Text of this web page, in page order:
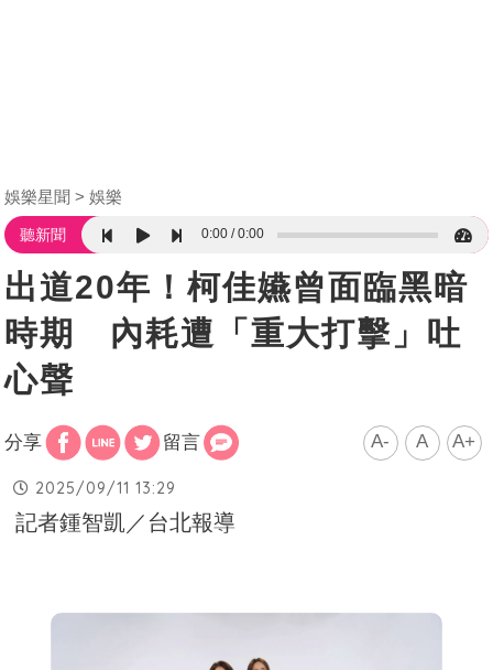
娛樂星聞 娛樂
聽新聞 0:00 0:00
出道20年！柯佳嬿曾面臨黑暗
時期 內耗遭「重大打擊」吐
心聲
分享 留言 A- A A+
2025/09/11 13:29
記者鍾智凱／台北報導